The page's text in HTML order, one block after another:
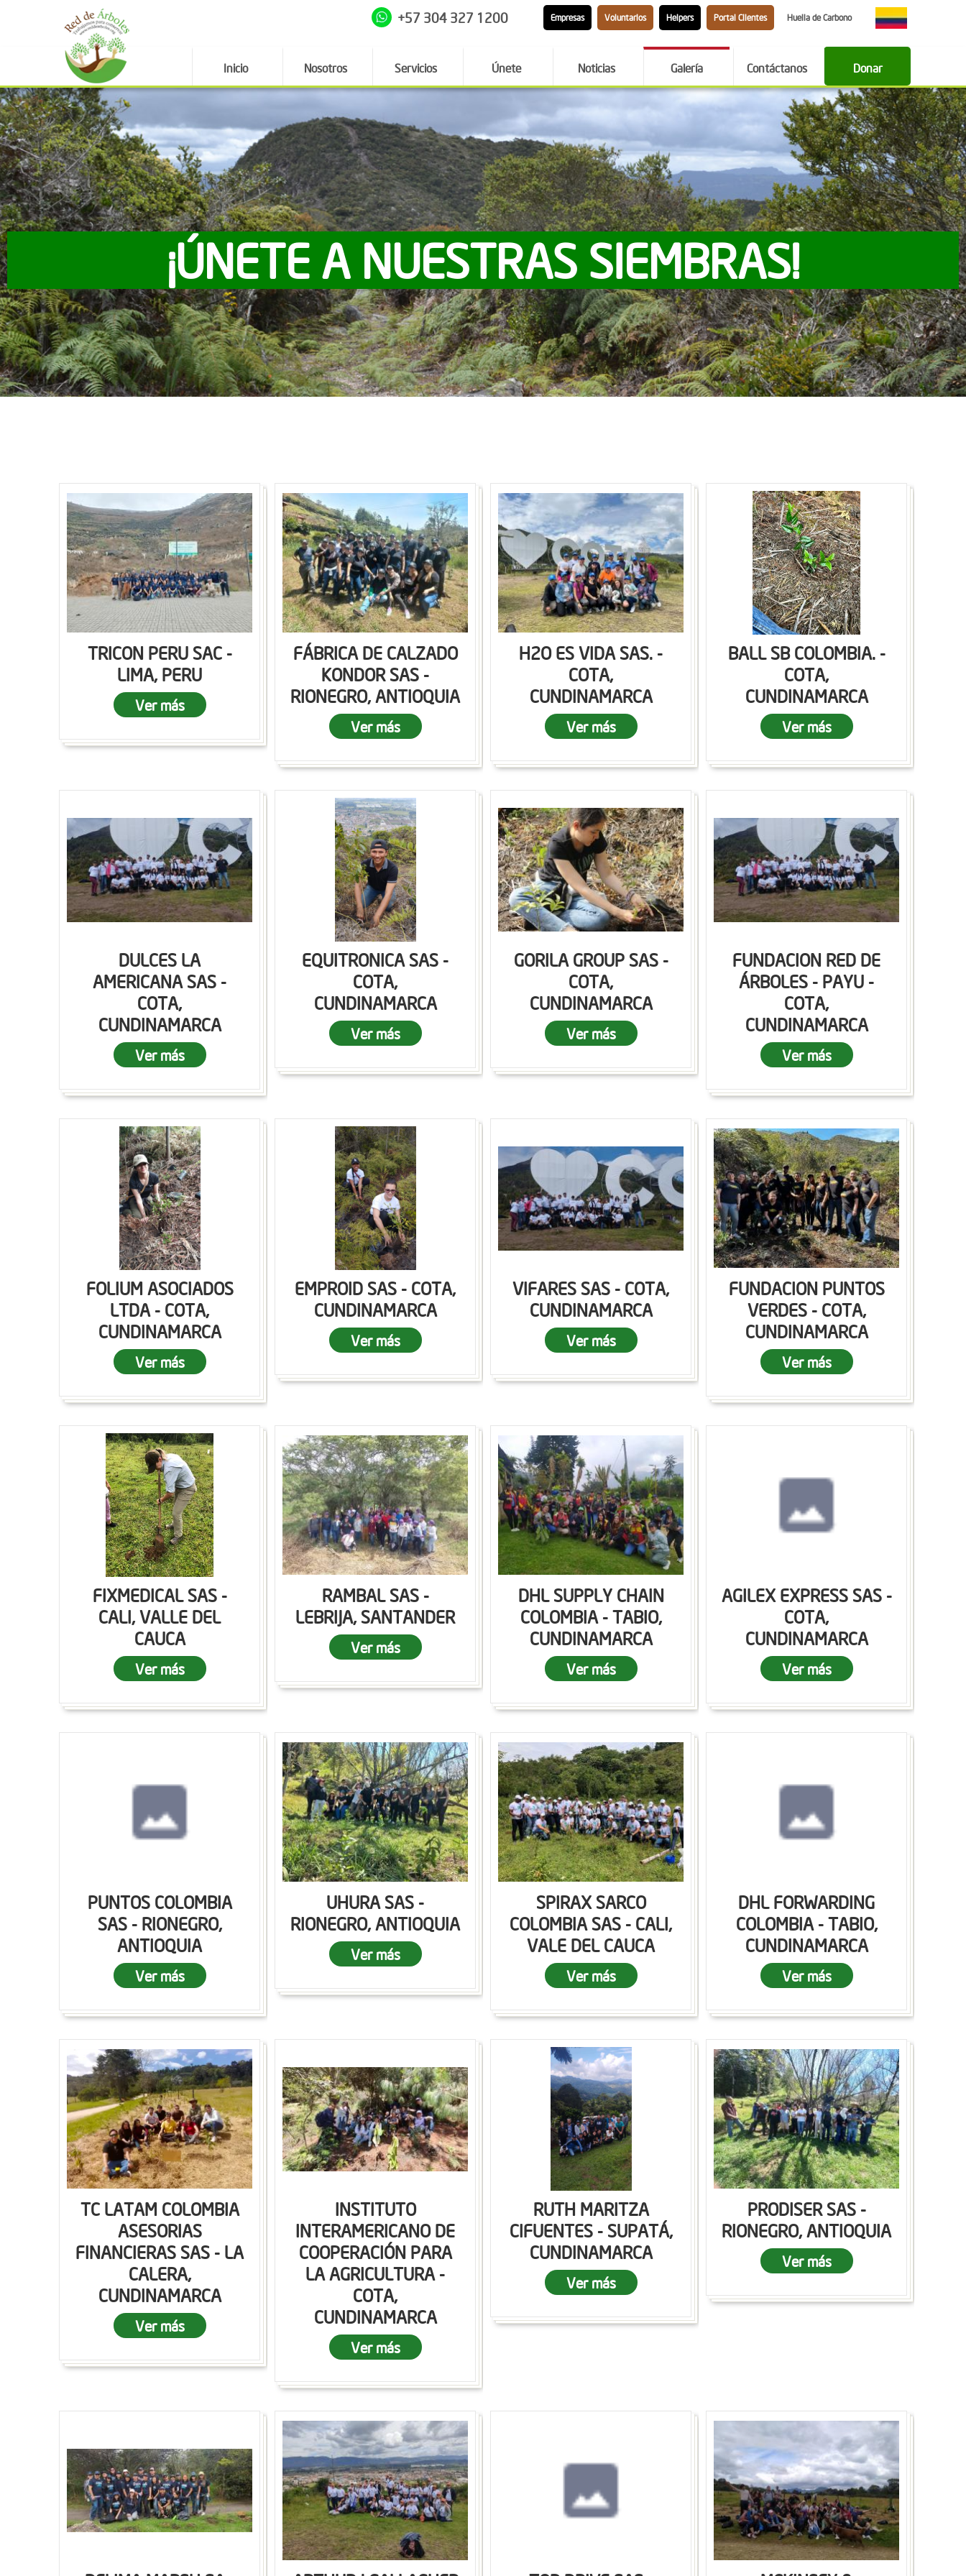
+57 304 327 1200 Empresas Voluntarios Helpers Portal Clientes Huella de Carbono
Inicio Nosotros Servicios Únete Noticias Galería Contáctanos Donar
¡ÚNETE A NUESTRAS SIEMBRAS!
TRICON PERU SAC -
LIMA, PERU
Ver más
FÁBRICA DE CALZADO
KONDOR SAS -
RIONEGRO, ANTIOQUIA
Ver más
H2O ES VIDA SAS. -
COTA,
CUNDINAMARCA
Ver más
BALL SB COLOMBIA. -
COTA,
CUNDINAMARCA
Ver más
DULCES LA
AMERICANA SAS -
COTA,
CUNDINAMARCA
Ver más
EQUITRONICA SAS -
COTA,
CUNDINAMARCA
Ver más
GORILA GROUP SAS -
COTA,
CUNDINAMARCA
Ver más
FUNDACION RED DE
ÁRBOLES - PAYU -
COTA,
CUNDINAMARCA
Ver más
FOLIUM ASOCIADOS
LTDA - COTA,
CUNDINAMARCA
Ver más
EMPROID SAS - COTA,
CUNDINAMARCA
Ver más
VIFARES SAS - COTA,
CUNDINAMARCA
Ver más
FUNDACION PUNTOS
VERDES - COTA,
CUNDINAMARCA
Ver más
FIXMEDICAL SAS -
CALI, VALLE DEL
CAUCA
Ver más
RAMBAL SAS -
LEBRIJA, SANTANDER
Ver más
DHL SUPPLY CHAIN
COLOMBIA - TABIO,
CUNDINAMARCA
Ver más
AGILEX EXPRESS SAS -
COTA,
CUNDINAMARCA
Ver más
PUNTOS COLOMBIA
SAS - RIONEGRO,
ANTIOQUIA
Ver más
UHURA SAS -
RIONEGRO, ANTIOQUIA
Ver más
SPIRAX SARCO
COLOMBIA SAS - CALI,
VALE DEL CAUCA
Ver más
DHL FORWARDING
COLOMBIA - TABIO,
CUNDINAMARCA
Ver más
TC LATAM COLOMBIA
ASESORIAS
FINANCIERAS SAS - LA
CALERA,
CUNDINAMARCA
Ver más
INSTITUTO
INTERAMERICANO DE
COOPERACIÓN PARA
LA AGRICULTURA -
COTA,
CUNDINAMARCA
Ver más
RUTH MARITZA
CIFUENTES - SUPATÁ,
CUNDINAMARCA
Ver más
PRODISER SAS -
RIONEGRO, ANTIOQUIA
Ver más